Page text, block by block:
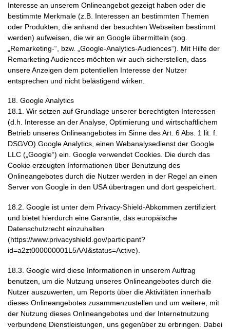
Interesse an unserem Onlineangebot gezeigt haben oder die
bestimmte Merkmale (z.B. Interessen an bestimmten Themen
oder Produkten, die anhand der besuchten Webseiten bestimmt
werden) aufweisen, die wir an Google übermitteln (sog.
„Remarketing-“, bzw. „Google-Analytics-Audiences“). Mit Hilfe der
Remarketing Audiences möchten wir auch sicherstellen, dass
unsere Anzeigen dem potentiellen Interesse der Nutzer
entsprechen und nicht belästigend wirken.
18. Google Analytics
18.1. Wir setzen auf Grundlage unserer berechtigten Interessen
(d.h. Interesse an der Analyse, Optimierung und wirtschaftlichem
Betrieb unseres Onlineangebotes im Sinne des Art. 6 Abs. 1 lit. f.
DSGVO) Google Analytics, einen Webanalysedienst der Google
LLC („Google“) ein. Google verwendet Cookies. Die durch das
Cookie erzeugten Informationen über Benutzung des
Onlineangebotes durch die Nutzer werden in der Regel an einen
Server von Google in den USA übertragen und dort gespeichert.
18.2. Google ist unter dem Privacy-Shield-Abkommen zertifiziert
und bietet hierdurch eine Garantie, das europäische
Datenschutzrecht einzuhalten
(https://www.privacyshield.gov/participant?
id=a2zt000000001L5AAI&status=Active).
18.3. Google wird diese Informationen in unserem Auftrag
benutzen, um die Nutzung unseres Onlineangebotes durch die
Nutzer auszuwerten, um Reports über die Aktivitäten innerhalb
dieses Onlineangebotes zusammenzustellen und um weitere, mit
der Nutzung dieses Onlineangebotes und der Internetnutzung
verbundene Dienstleistungen, uns gegenüber zu erbringen. Dabei